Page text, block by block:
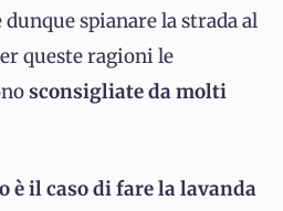
dunque spianare la strada al
queste ragioni le
sconsigliate da molti
è il caso di fare la lavanda